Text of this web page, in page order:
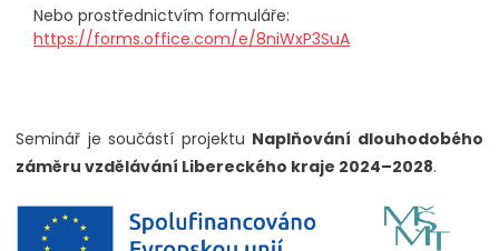
Nebo prostřednictvím formuláře:
https://forms.office.com/e/8niWxP3SuA
Seminář je součástí projektu Naplňování dlouhodobého
záměru vzdělávání Libereckého kraje 2024–2028.